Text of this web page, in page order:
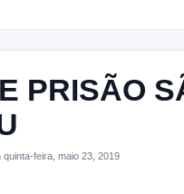
PRISÃO
feira, maio 23, 2019